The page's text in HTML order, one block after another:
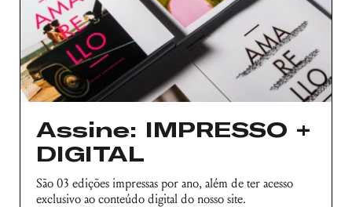
Assine: IMPRESSO +
DIGITAL
São 03 edições impressas por ano, além de ter acesso
exclusivo ao conteúdo digital do nosso site.